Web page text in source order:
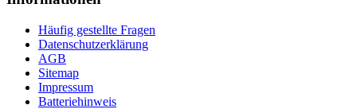
Häufig gestellte Fragen
Datenschutzerklärung
AGB
Sitemap
Impressum
Batteriehinweis